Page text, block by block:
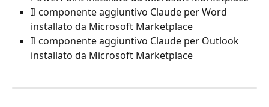
Il componente aggiuntivo Claude per Word
installato da Microsoft Marketplace
Il componente aggiuntivo Claude per Outlook
installato da Microsoft Marketplace